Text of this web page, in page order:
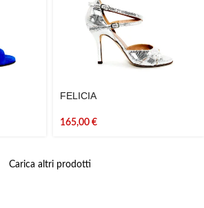
FELICIA
165,00 €
Carica altri prodotti